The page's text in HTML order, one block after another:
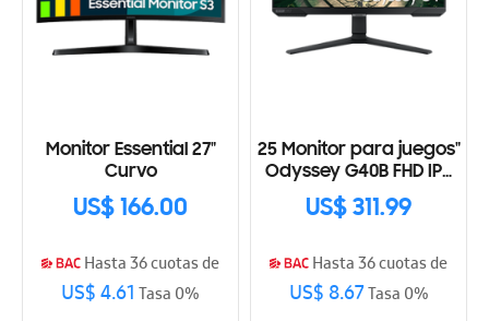
Monitor Essential 27"
Curvo
US$ 166.00
Hasta 36 cuotas de
US$ 4.61 Tasa 0%
25 Monitor para juegos"
Odyssey G40B FHD IPS
240Hz 1ms compatible
con G-Sync
US$ 311.99
Hasta 36 cuotas de
US$ 8.67Tasa 0%